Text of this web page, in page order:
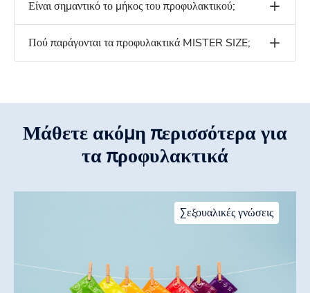
Είναι σημαντικό το μήκος του προφυλακτικού;
Πού παράγονται τα προφυλακτικά MISTER SIZE;
Μάθετε ακόμη περισσότερα για
τα προφυλακτικά
Σεξουαλικές γνώσεις